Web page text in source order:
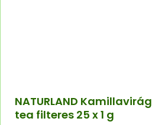
NATURLAND Kamillavirág
tea filteres 25 x 1 g